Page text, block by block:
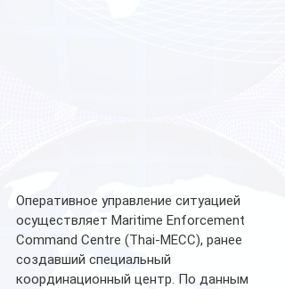
Оперативное управление ситуацией
осуществляет Maritime Enforcement
Command Centre (Thai-MECC), ранее
создавший специальный
координационный центр. По данным